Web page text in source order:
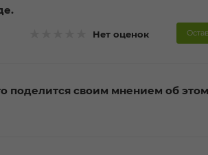
Нет оценок
поделится своим мнением об этом